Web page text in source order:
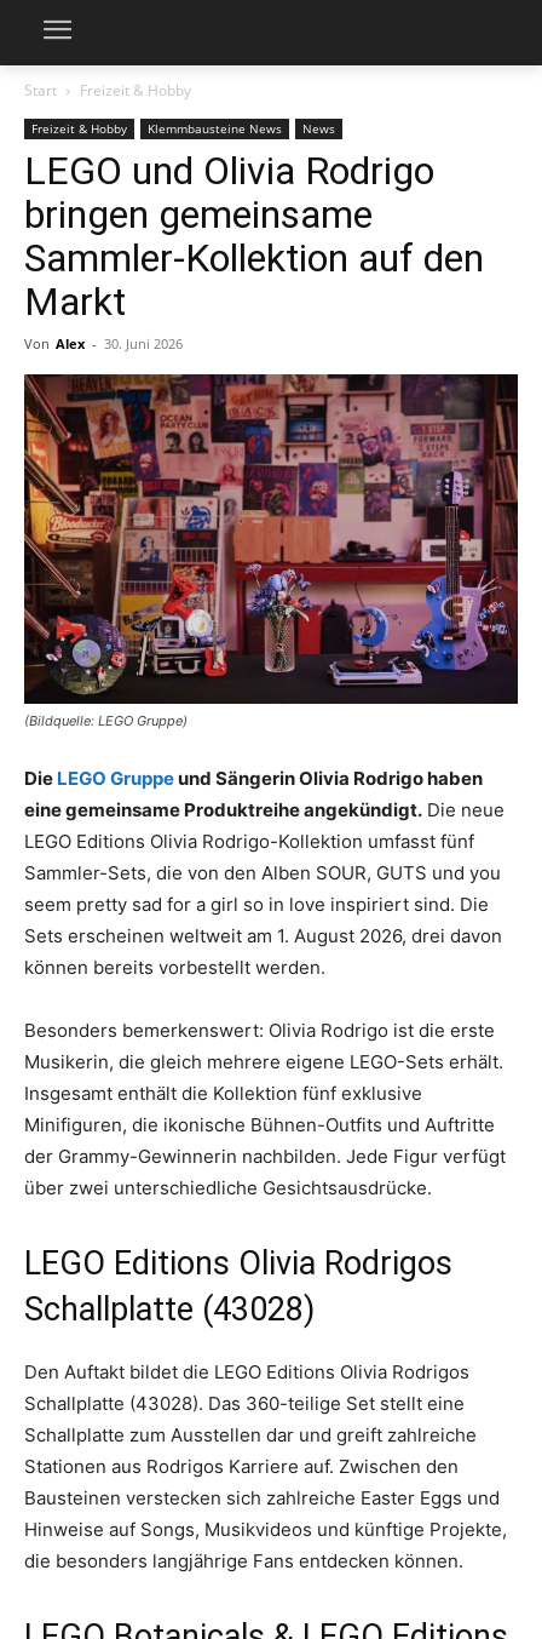
Start Freizeit & Hobby
Freizeit & Hobby Klemmbausteine News News
LEGO und Olivia Rodrigo
bringen gemeinsame
Sammler-Kollektion auf den
Markt
Von Alex - 30. Juni 2026
(Bildquelle: LEGO Gruppe)
Die LEGO Gruppeund Sängerin Olivia Rodrigo haben
eine gemeinsame Produktreihe angekündigt. Die neue
LEGO Editions Olivia Rodrigo-Kollektion umfasst fünf
Sammler-Sets, die von den Alben SOUR, GUTS und you
seem pretty sad for a girl so in love inspiriert sind. Die
Sets erscheinen weltweit am 1. August 2026, drei davon
können bereits vorbestellt werden.
Besonders bemerkenswert: Olivia Rodrigo ist die erste
Musikerin, die gleich mehrere eigene LEGO-Sets erhält.
Insgesamt enthält die Kollektion fünf exklusive
Minifiguren, die ikonische Bühnen-Outfits und Auftritte
der Grammy-Gewinnerin nachbilden. Jede Figur verfügt
über zwei unterschiedliche Gesichtsausdrücke.
LEGO Editions Olivia Rodrigos
Schallplatte (43028)
Den Auftakt bildet die LEGO Editions Olivia Rodrigos
Schallplatte (43028). Das 360-teilige Set stellt eine
Schallplatte zum Ausstellen dar und greift zahlreiche
Stationen aus Rodrigos Karriere auf. Zwischen den
Bausteinen verstecken sich zahlreiche Easter Eggs und
Hinweise auf Songs, Musikvideos und künftige Projekte,
die besonders langjährige Fans entdecken können.